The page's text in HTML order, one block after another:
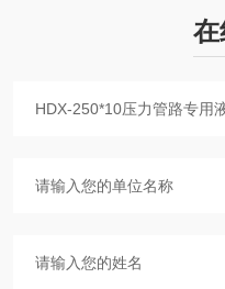
在